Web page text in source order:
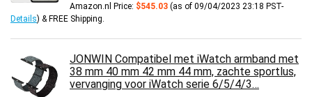
Amazon.nl Price: $545.03 (as of 09/04/2023 23:18 PST-
Details) & FREE Shipping
JONWIN Compatibel met iWatch armband met
38 mm 40 mm 42 mm 44 mm, zachte sportlus,
vervanging voor iWatch serie 6/5/4/3…